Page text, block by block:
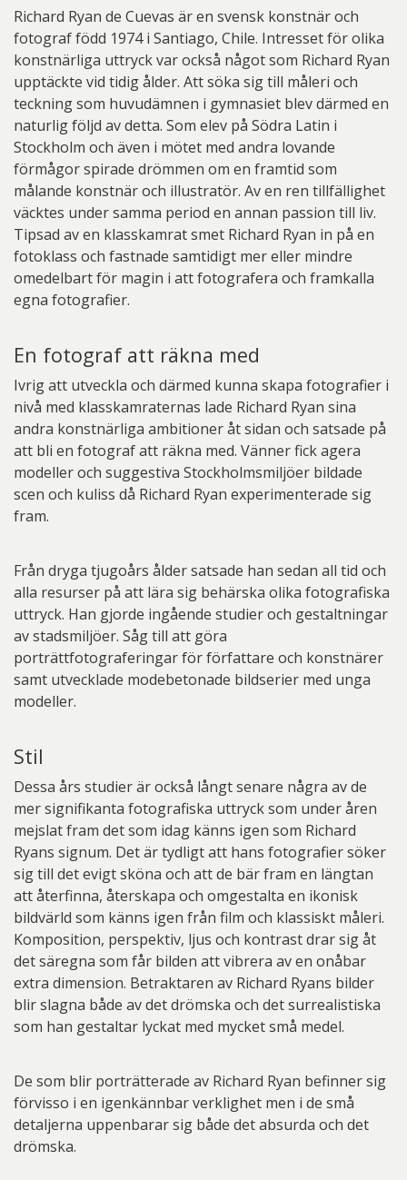
Richard Ryan de Cuevas är en svensk konstnär och
fotograf född 1974 i Santiago, Chile. Intresset för olika
konstnärliga uttryck var också något som Richard Ryan
upptäckte vid tidig ålder. Att söka sig till måleri och
teckning som huvudämnen i gymnasiet blev därmed en
naturlig följd av detta. Som elev på Södra Latin i
Stockholm och även i mötet med andra lovande
förmågor spirade drömmen om en framtid som
målande konstnär och illustratör. Av en ren tillfällighet
väcktes under samma period en annan passion till liv.
Tipsad av en klasskamrat smet Richard Ryan in på en
fotoklass och fastnade samtidigt mer eller mindre
omedelbart för magin i att fotografera och framkalla
egna fotografier.
En fotograf att räkna med
Ivrig att utveckla och därmed kunna skapa fotografier i
nivå med klasskamraternas lade Richard Ryan sina
andra konstnärliga ambitioner åt sidan och satsade på
att bli en fotograf att räkna med. Vänner fick agera
modeller och suggestiva Stockholmsmiljöer bildade
scen och kuliss då Richard Ryan experimenterade sig
fram.
Från dryga tjugoårs ålder satsade han sedan all tid och
alla resurser på att lära sig behärska olika fotografiska
uttryck. Han gjorde ingående studier och gestaltningar
av stadsmiljöer. Såg till att göra
porträttfotograferingar för författare och konstnärer
samt utvecklade modebetonade bildserier med unga
modeller.
Stil
Dessa års studier är också långt senare några av de
mer signifikanta fotografiska uttryck som under åren
mejslat fram det som idag känns igen som Richard
Ryans signum. Det är tydligt att hans fotografier söker
sig till det evigt sköna och att de bär fram en längtan
att återfinna, återskapa och omgestalta en ikonisk
bildvärld som känns igen från film och klassiskt måleri.
Komposition, perspektiv, ljus och kontrast drar sig åt
det säregna som får bilden att vibrera av en onåbar
extra dimension. Betraktaren av Richard Ryans bilder
blir slagna både av det drömska och det surrealistiska
som han gestaltar lyckat med mycket små medel.
De som blir porträtterade av Richard Ryan befinner sig
förvisso i en igenkännbar verklighet men i de små
detaljerna uppenbarar sig både det absurda och det
drömska.